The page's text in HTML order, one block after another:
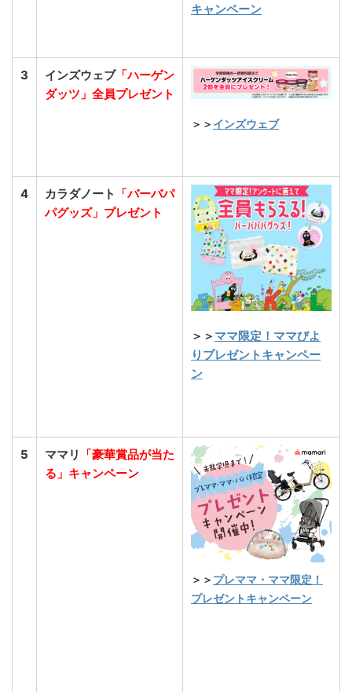
キャンペーン
3 インズウェブ「ハーゲン
ダッツ」全員プレゼント
＞＞ インズウェブ
4 カラダノート
「バーバパ
パグッズ」プレゼント
＞＞ ママ限定！ママびよ
りプレゼントキャンペー
ン
5 ママリ
「豪華賞品が当た
る」キャンペーン
＞＞ プレママ・ママ限定！
プレゼントキャンペーン